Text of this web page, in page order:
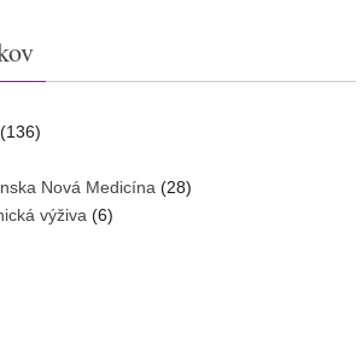
(136)
Nová Medicína (28)
výživa (6)